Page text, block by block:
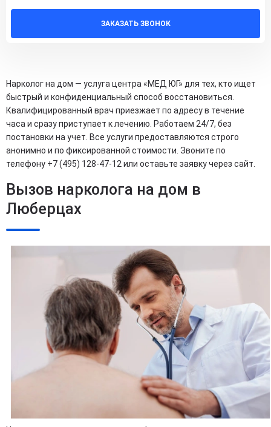
ЗАКАЗАТЬ ЗВОНОК
Нарколог на дом — услуга центра «МЕД ЮГ» для тех, кто ищет
быстрый и конфиденциальный способ восстановиться.
Квалифицированный врач приезжает по адресу в течение
часа и сразу приступает к лечению. Работаем 24/7, без
постановки на учет. Все услуги предоставляются строго
анонимно и по фиксированной стоимости. Звоните по
телефону +7 (495) 128-47-12 или оставьте заявку через сайт.
Вызов нарколога на дом в
Люберцах